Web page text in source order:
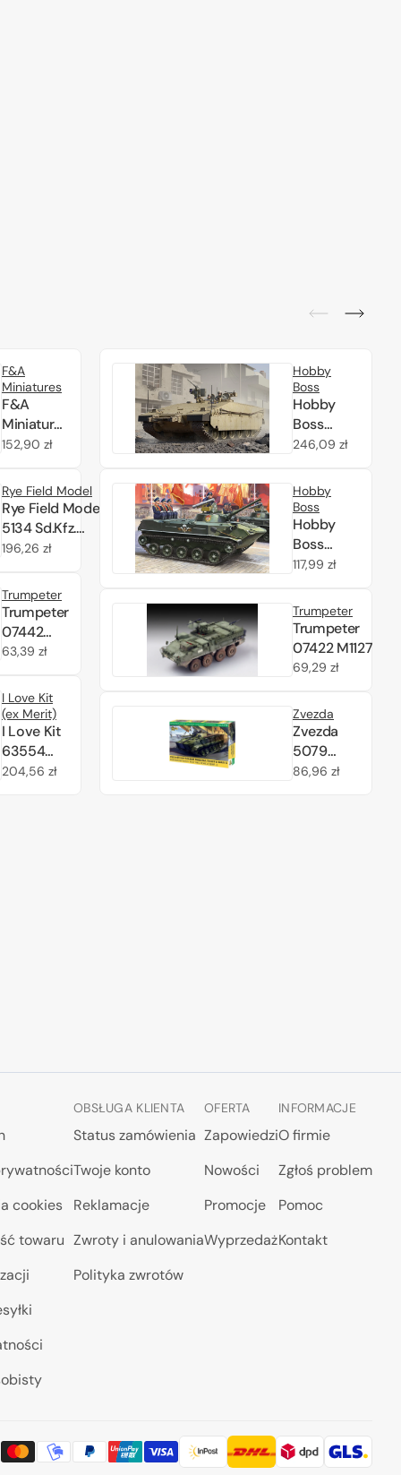
F&A
Miniatures
F&A
Miniatures
FA-
WZ.28
1/35
Cena
152,90 zł
Rye Field Model
Rye Field Model
5134 Sd.Kfz.
234/3 Schwerer
7.5cm Stummel
1/35
Cena
196,26 zł
Trumpeter
Trumpeter
07442
LAV-150
90mm
Mecar
Gun 1/72
Cena
63,39 zł
I Love Kit
(ex Merit)
I Love Kit
63554
SOCOM
Cena
204,56 zł
Hobby
Boss
Hobby
Boss
84524
Namer-1
IFV 1/35
Cena
246,09 zł
Hobby
Boss
Hobby
Boss
80154
1/35
Cena
117,99 zł
Trumpeter
Trumpeter
07422 M1127
Stryker
Vehicle RV 1/72
Cena
69,29 zł
Zvezda
Zvezda
5079
BMP-3
Cena
86,96 zł
cookies
towaru
OBSŁUGA KLIENTA
Status zamówienia
Twoje konto
Reklamacje
Zwroty i anulowania
Polityka zwrotów
OFERTA
Zapowiedzi
Nowości
Promocje
Wyprzedaż
INFORMACJE
O firmie
Zgłoś problem
Pomoc
Kontakt